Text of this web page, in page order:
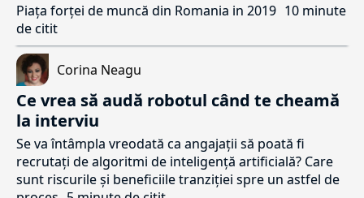
Piața forței de muncă din Romania in 2019 10 minute
de citit
Corina Neagu
Ce vrea să audă robotul când te cheamă
la interviu
Se va întâmpla vreodată ca angajații să poată fi
recrutați de algoritmi de inteligență artificială? Care
sunt riscurile și beneficiile tranziției spre un astfel de